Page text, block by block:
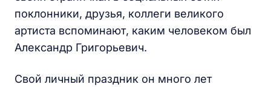
поклонники, друзья, коллеги великого
артиста вспоминают, каким человеком был
Александр Григорьевич.
Свой личный праздник он много лет